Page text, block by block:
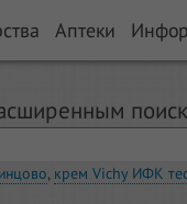
Аптеки
, крем Vichy ИФК